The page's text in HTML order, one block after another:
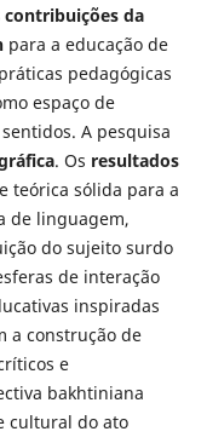
contribuições da
para a educação de
pedagógicas
espaço de
A pesquisa
. Os resultados
teórica sólida para a
de linguagem,
do sujeito surdo
de interação
inspiradas
a construção de
e
bakhtiniana
cultural do ato